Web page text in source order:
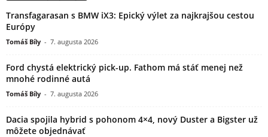
Transfagarasan s BMW iX3: Epický výlet za najkrajšou cestou
Európy
Tomáš Bíly - 7. augusta 2026
Ford chystá elektrický pick-up. Fathom má stáť menej než
mnohé rodinné autá
Tomáš Bíly - 7. augusta 2026
Dacia spojila hybrid s pohonom 4×4, nový Duster a Bigster už
môžete objednávať